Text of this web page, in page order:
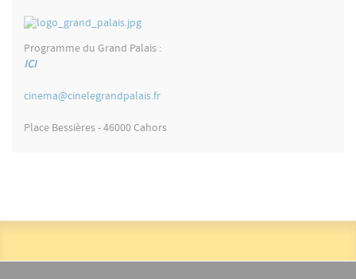
Programme du Grand Palais :
ICI
cinema@cinelegrandpalais.fr
Place Bessières - 46000 Cahors